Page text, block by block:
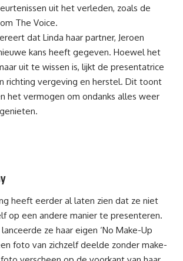
uit het verleden, zoals de
The Voice.
dat Linda haar partner, Jeroen
kans heeft gegeven. Hoewel het
uit te wissen is, lijkt de presentatrice
richting vergeving en herstel. Dit toont
het vermogen om ondanks alles weer
heeft eerder al laten zien dat ze niet
op een andere manier te presenteren.
ze haar eigen ‘No Make-Up
foto van zichzelf deelde zonder make-